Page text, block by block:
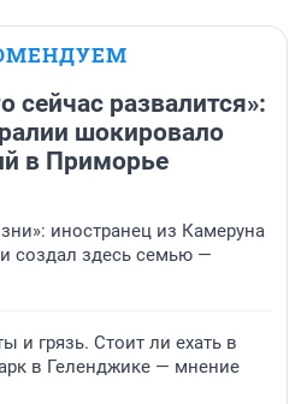
сейчас развалится»:
шокировало
в Приморье
иностранец из Камеруна
создал здесь семью —
и грязь. Стоит ли ехать в
в Геленджике — мнение